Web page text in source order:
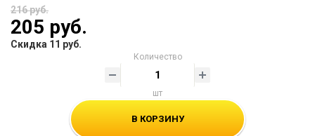
216 руб.
205 руб.
Скидка 11 руб.
Количество
шт
В КОРЗИНУ